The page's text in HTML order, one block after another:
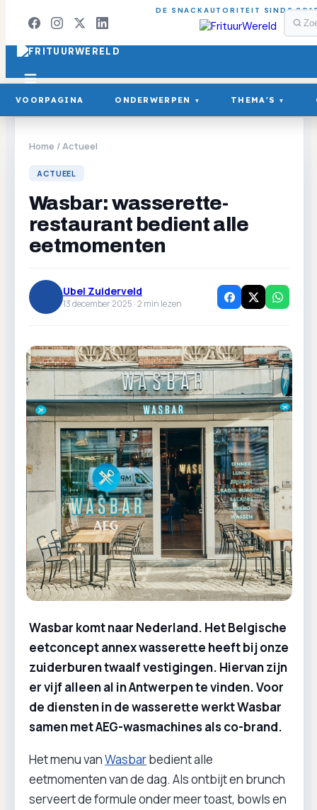
DE SNACKAUTORITEIT SINDS
VOORPAGINA ONDERWERPEN ▾ THEMA'S ▾
Home /Actueel
ACTUEEL
Wasbar: wasserette-
restaurant bedient alle
eetmomenten
Ubel Zuiderveld
13 december 2025 ·2 min lezen
Wasbar komt naar Nederland. Het Belgische
eetconcept annex wasserette heeft bij onze
zuiderburen twaalf vestigingen. Hiervan zijn
er vijf alleen al in Antwerpen te vinden. Voor
de diensten in de wasserette werkt Wasbar
samen met AEG-wasmachines als co-brand.
Het menu vanWasbarbedient alle
eetmomenten van de dag. Als ontbijt en brunch
serveert de formule onder meer toast, bowls en